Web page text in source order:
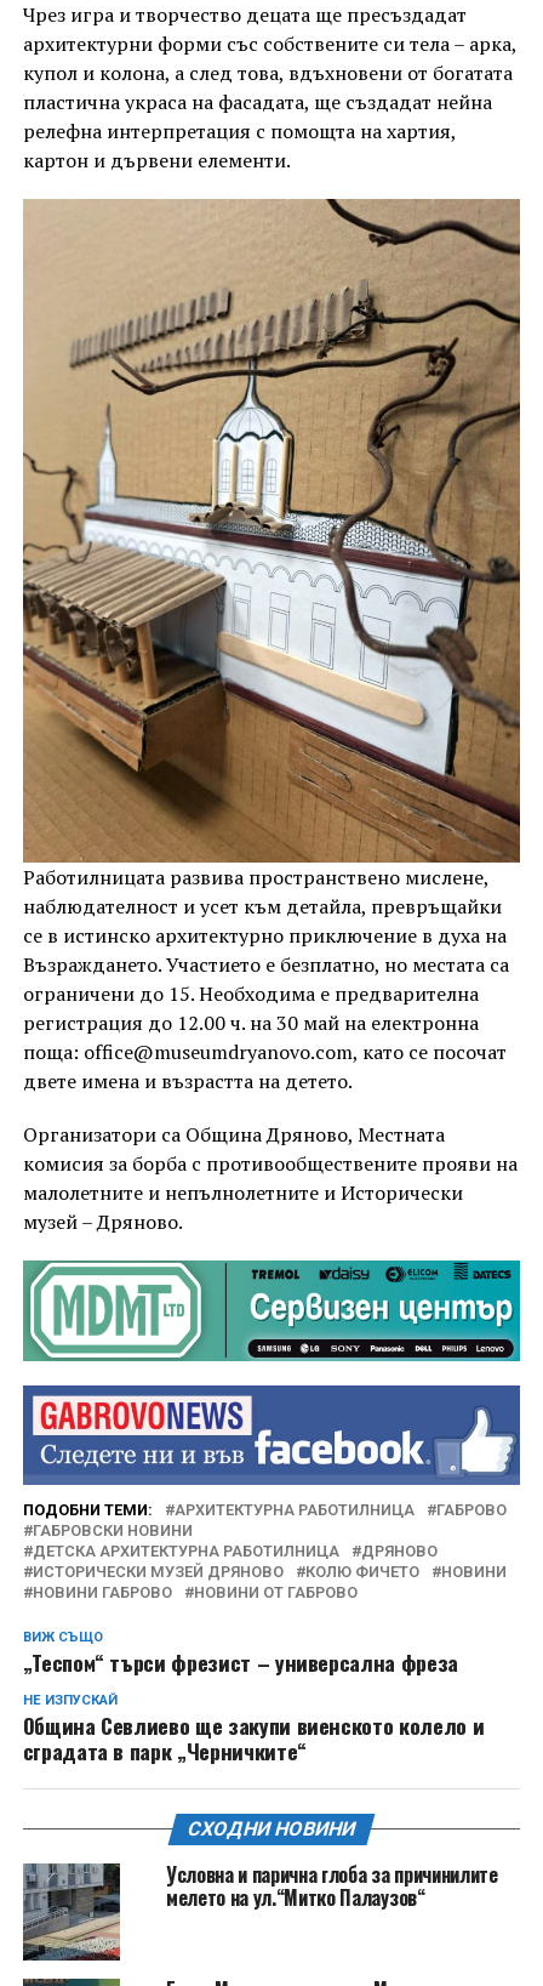
Чрез игра и творчество децата ще пресъздадат
архитектурни форми със собствените си тела – арка,
купол и колона, а след това, вдъхновени от богатата
пластична украса на фасадата, ще създадат нейна
релефна интерпретация с помощта на хартия,
картон и дървени елементи.
Работилницата развива пространствено мислене,
наблюдателност и усет към детайла, превръщайки
се в истинско архитектурно приключение в духа на
Възраждането. Участието е безплатно, но местата са
ограничени до 15. Необходима е предварителна
регистрация до 12.00 ч. на 30 май на електронна
поща: office@museumdryanovo.com, като се посочат
двете имена и възрастта на детето.
Организатори са Община Дряново, Местната
комисия за борба с противообществените прояви на
малолетните и непълнолетните и Исторически
музей – Дряново.
ПОДОБНИ ТЕМИ: АРХИТЕКТУРНА РАБОТИЛНИЦА
ГАБРОВО
ГАБРОВСКИ НОВИНИ
ДЕТСКА АРХИТЕКТУРНА РАБОТИЛНИЦА
ДРЯНОВО
ИСТОРИЧЕСКИ МУЗЕЙ ДРЯНОВО
КОЛЮ ФИЧЕТО
НОВИНИ
НОВИНИ ГАБРОВО
НОВИНИ ОТ ГАБРОВО
ВИЖ СЪЩО
„Теспом“ търси фрезист – универсална фреза
НЕ ИЗПУСКАЙ
Община Севлиево ще закупи виенското колело и
сградата в парк „Черничките“
СХОДНИ НОВИНИ
Условна и парична глоба за причинилите
мелето на ул.“Митко Палаузов“